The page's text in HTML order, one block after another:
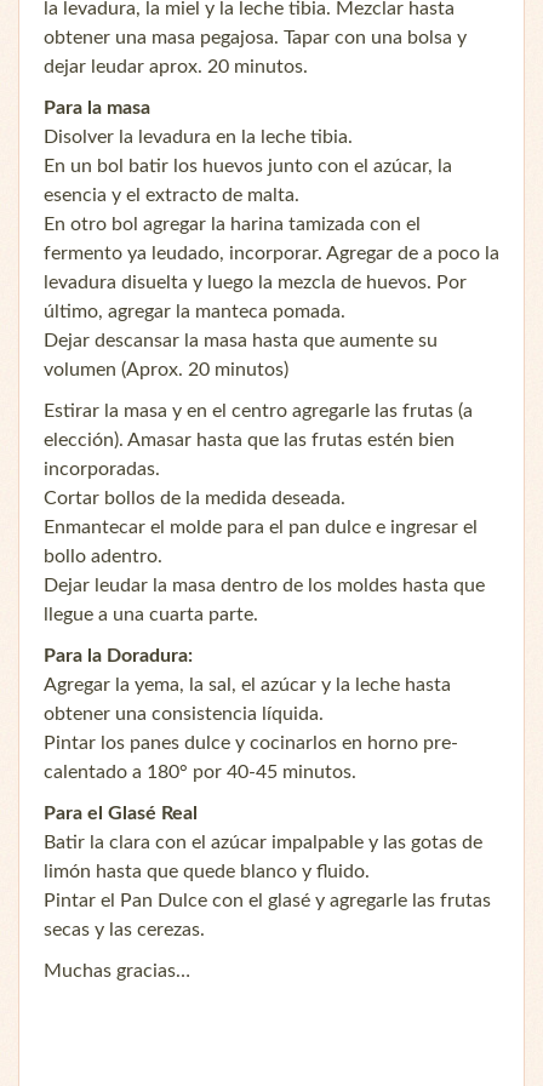
la levadura, la miel y la leche tibia. Mezclar hasta
obtener una masa pegajosa. Tapar con una bolsa y
dejar leudar aprox. 20 minutos.
Para la masa
Disolver la levadura en la leche tibia.
En un bol batir los huevos junto con el azúcar, la
esencia y el extracto de malta.
En otro bol agregar la harina tamizada con el
fermento ya leudado, incorporar. Agregar de a poco la
levadura disuelta y luego la mezcla de huevos. Por
último, agregar la manteca pomada.
Dejar descansar la masa hasta que aumente su
volumen (Aprox. 20 minutos)
Estirar la masa y en el centro agregarle las frutas (a
elección). Amasar hasta que las frutas estén bien
incorporadas.
Cortar bollos de la medida deseada.
Enmantecar el molde para el pan dulce e ingresar el
bollo adentro.
Dejar leudar la masa dentro de los moldes hasta que
llegue a una cuarta parte.
Para la Doradura:
Agregar la yema, la sal, el azúcar y la leche hasta
obtener una consistencia líquida.
Pintar los panes dulce y cocinarlos en horno pre-
calentado a 180° por 40-45 minutos.
Para el Glasé Real
Batir la clara con el azúcar impalpable y las gotas de
limón hasta que quede blanco y fluido.
Pintar el Pan Dulce con el glasé y agregarle las frutas
secas y las cerezas.
Muchas gracias…